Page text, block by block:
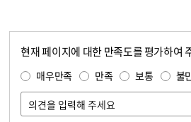
현재 페이지에 대한 만족도를 평가하여
매우만족 만족 보통 불